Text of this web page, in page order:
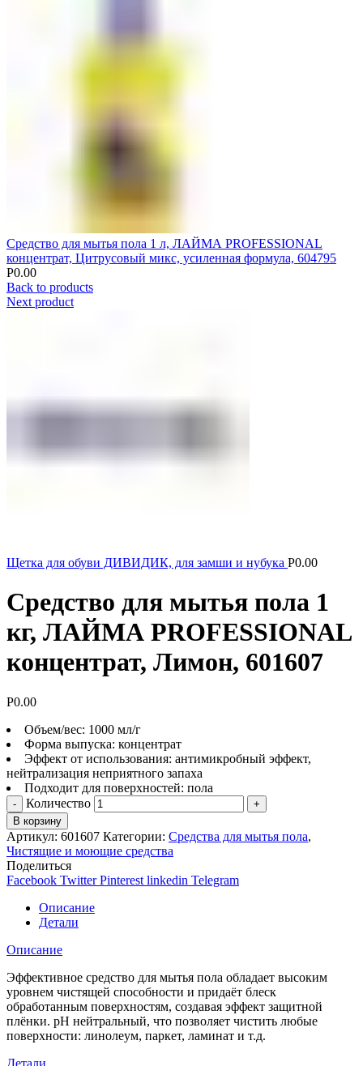
Средство для мытья пола 1 л, ЛАЙМА PROFESSIONAL
концентрат, Цитрусовый микс, усиленная формула, 604795
Р0.00
Back to products
Next product
Щетка для обуви ДИВИДИК, для замши и нубука Р0.00
Средство для мытья пола 1
кг, ЛАЙМА PROFESSIONAL
концентрат, Лимон, 601607
Р0.00
Объем/вес: 1000 мл/г
Форма выпуска: концентрат
Эффект от использования: антимикробный эффект,
нейтрализация неприятного запаха
Подходит для поверхностей: пола
Количество
В корзину
Артикул: 601607 Категории: Средства для мытья пола,
Чистящие и моющие средства
Поделиться
Facebook Twitter Pinterest linkedin Telegram
Описание
Детали
Описание
Эффективное средство для мытья пола обладает высоким
уровнем чистящей способности и придаёт блеск
обработанным поверхностям, создавая эффект защитной
плёнки. pH нейтральный, что позволяет чистить любые
поверхности: линолеум, паркет, ламинат и т.д.
Детали